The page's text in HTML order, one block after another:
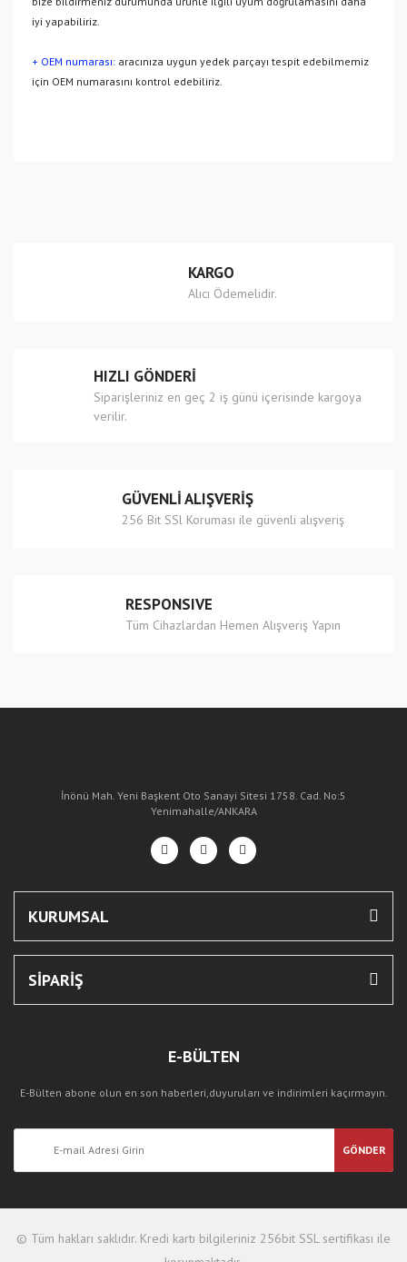
iyi yapabiliriz.
+ OEM numarası: aracınıza uygun yedek parçayı tespit edebilmemiz
için OEM numarasını kontrol edebiliriz.
Ürün açıklamasında eksik bilgiler bulunuyor.
Bu ürüne benzer farklı alternatifler olmalı.
KARGO
Alıcı Ödemelidir.
HIZLI GÖNDERİ
Siparişleriniz en geç 2 iş günü içerisinde kargoya
verilir.
GÜVENLİ ALIŞVERİŞ
256 Bit SSl Koruması ile güvenli alışveriş
RESPONSIVE
Tüm Cihazlardan Hemen Alışveriş Yapın
İnönü Mah. Yeni Başkent Oto Sanayi Sitesi 1758. Cad. No:5
Yenimahalle/ANKARA
KURUMSAL
SİPARİŞ
E-BÜLTEN
E-Bülten abone olun en son haberleri,duyuruları ve indirimleri kaçırmayın.
GÖNDER
© Tüm hakları saklıdır. Kredi kartı bilgileriniz 256bit SSL sertifikası ile